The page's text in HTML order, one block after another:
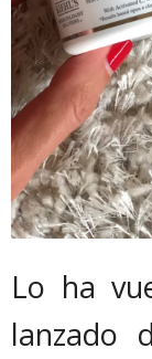
Lo ha
lanzado